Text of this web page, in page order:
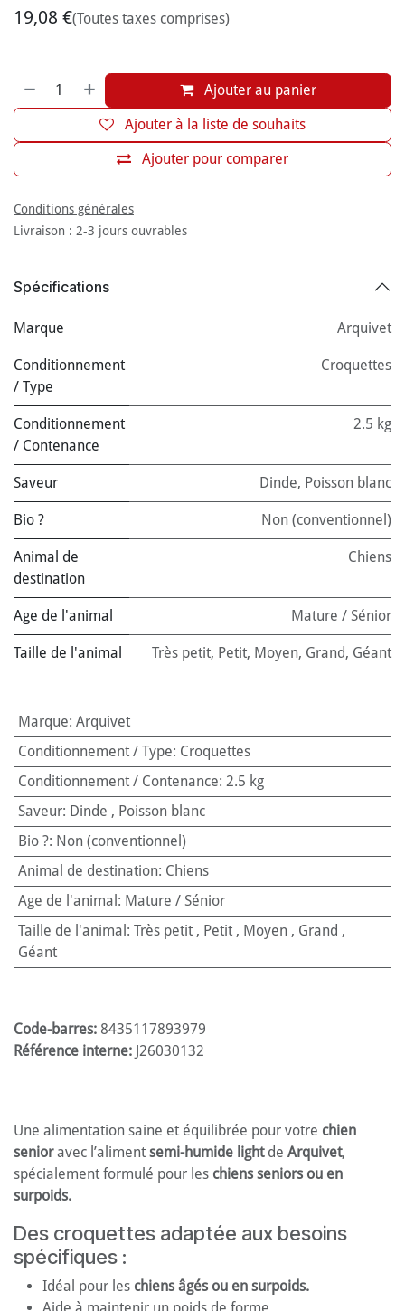
19,08 €(Toutes taxes comprises)
Ajouter au panier
Ajouter pour comparer
Ajouter à la liste de souhaits
Conditions générales
Livraison : 2-3 jours ouvrables
Spécifications
Marque Arquivet
Conditionnement
/ Type
Croquettes
Conditionnement
/ Contenance
2.5 kg
Saveur Dinde, Poisson blanc
Bio ? Non (conventionnel)
Animal de
destination
Chiens
Age de l'animal Mature / Sénior
Taille de l'animal Très petit, Petit, Moyen, Grand, Géant
Marque: Arquivet
Conditionnement / Type: Croquettes
Conditionnement / Contenance: 2.5 kg
Saveur: Dinde , Poisson blanc
Bio ?: Non (conventionnel)
Animal de destination: Chiens
Age de l'animal : Mature / Sénior
Taille de l'animal : Très petit, Petit, Moyen, Grand ,
Géant
Code-barres: 8435117893979
Référence interne: J26030132
Une alimentation saine et équilibrée pour votre chien
senioravec l’aliment semi-humide lightde Arquivet,
spécialement formulé pour les chiens seniors ou en
surpoids.
Des croquettes adaptée aux besoins
spécifiques :
Idéal pour les chiens âgés ou en surpoids.